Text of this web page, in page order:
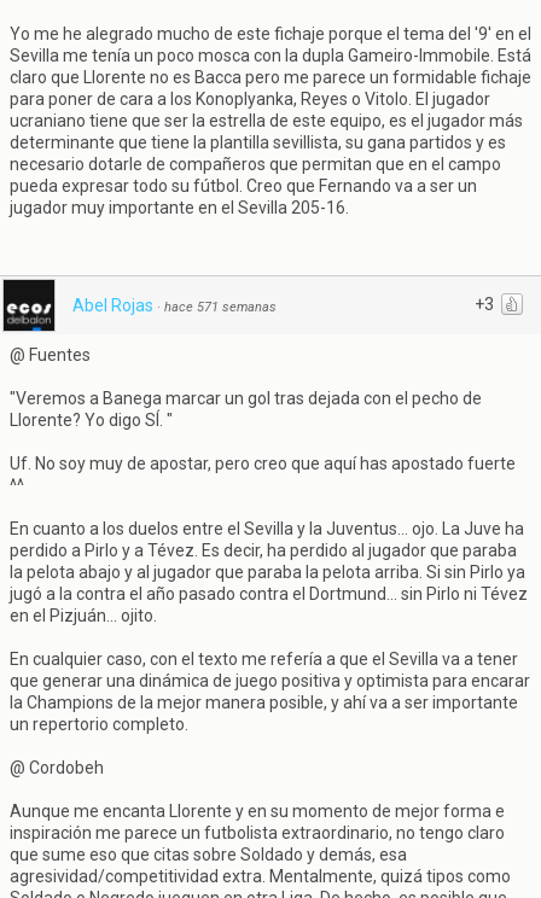
Yo me he alegrado mucho de este fichaje porque el tema del '9' en el
Sevilla me tenía un poco mosca con la dupla Gameiro-Immobile. Está
claro que Llorente no es Bacca pero me parece un formidable fichaje
para poner de cara a los Konoplyanka, Reyes o Vitolo. El jugador
ucraniano tiene que ser la estrella de este equipo, es el jugador más
determinante que tiene la plantilla sevillista, su gana partidos y es
necesario dotarle de compañeros que permitan que en el campo
pueda expresar todo su fútbol. Creo que Fernando va a ser un
jugador muy importante en el Sevilla 205-16.
+3
Abel Rojas · hace 571 semanas
@ Fuentes
"Veremos a Banega marcar un gol tras dejada con el pecho de
Llorente? Yo digo SÍ. "
Uf. No soy muy de apostar, pero creo que aquí has apostado fuerte
^^
En cuanto a los duelos entre el Sevilla y la Juventus... ojo. La Juve ha
perdido a Pirlo y a Tévez. Es decir, ha perdido al jugador que paraba
la pelota abajo y al jugador que paraba la pelota arriba. Si sin Pirlo ya
jugó a la contra el año pasado contra el Dortmund... sin Pirlo ni Tévez
en el Pizjuán... ojito.
En cualquier caso, con el texto me refería a que el Sevilla va a tener
que generar una dinámica de juego positiva y optimista para encarar
la Champions de la mejor manera posible, y ahí va a ser importante
un repertorio completo.
@ Cordobeh
Aunque me encanta Llorente y en su momento de mejor forma e
inspiración me parece un futbolista extraordinario, no tengo claro
que sume eso que citas sobre Soldado y demás, esa
agresividad/competitividad extra. Mentalmente, quizá tipos como